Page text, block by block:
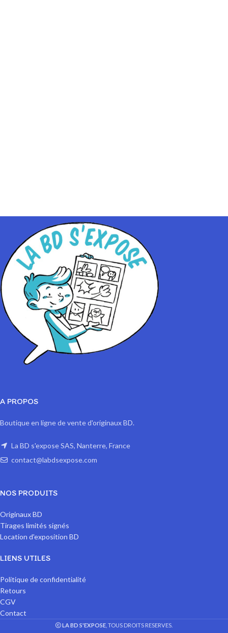
A PROPOS
Boutique en ligne de vente d'originaux BD.
La BD s'expose SAS, Nanterre, France
contact@labdsexpose.com
NOS PRODUITS
Originaux BD
Tirages limités signés
Location d'exposition BD
LIENS UTILES
Politique de confidentialité
Retours
CGV
Contact
LA BD S'EXPOSE , TOUS DROITS RESERVES.